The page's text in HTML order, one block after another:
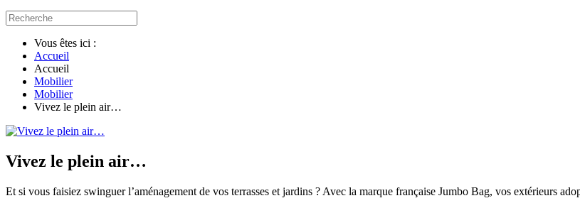
Vous êtes ici :
Accueil
Accueil
Mobilier
Mobilier
Vivez le plein air…
Vivez le plein air…
Et si vous faisiez swinguer l’aménagement de vos terrasses et jardins ? Avec la marque française Jumbo Bag, vos extérieurs